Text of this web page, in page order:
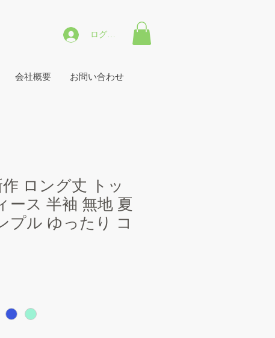
ログイン
会社概要 お問い合わせ
ロング丈 トッ
ース 半袖 無地 夏
プル ゆったり コ